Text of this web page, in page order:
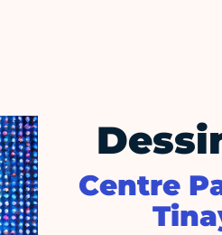
Centre